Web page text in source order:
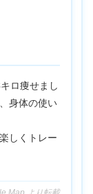
ロ痩せまし
身体の使い
しくトレー